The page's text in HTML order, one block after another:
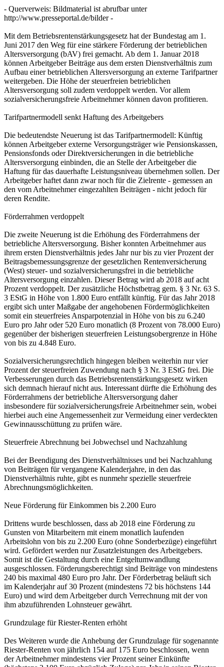
- Querverweis: Bildmaterial ist abrufbar unter
http://www.presseportal.de/bilder -
Mit dem Betriebsrentenstärkungsgesetz hat der Bundestag am 1.
Juni 2017 den Weg für eine stärkere Förderung der betrieblichen
Altersversorgung (bAV) frei gemacht. Ab dem 1. Januar 2018
können Arbeitgeber Beiträge aus dem ersten Dienstverhältnis zum
Aufbau einer betrieblichen Altersversorgung an externe Tarifpartner
weitergeben. Die Höhe der steuerfreien betrieblichen
Altersversorgung soll zudem verdoppelt werden. Vor allem
sozialversicherungsfreie Arbeitnehmer können davon profitieren.
Tarifpartnermodell senkt Haftung des Arbeitgebers
Die bedeutendste Neuerung ist das Tarifpartnermodell: Künftig
können Arbeitgeber externe Versorgungsträger wie Pensionskassen,
Pensionsfonds oder Direktversicherungen in die betriebliche
Altersversorgung einbinden, die an Stelle der Arbeitgeber die
Haftung für das dauerhafte Leistungsniveau übernehmen sollen. Der
Arbeitgeber haftet dann zwar noch für die Zielrente - gemessen an
den vom Arbeitnehmer eingezahlten Beiträgen - nicht jedoch für
deren Rendite.
Förderrahmen verdoppelt
Die zweite Neuerung ist die Erhöhung des Förderrahmens der
betriebliche Altersversorgung. Bisher konnten Arbeitnehmer aus
ihrem ersten Dienstverhältnis jedes Jahr nur bis zu vier Prozent der
Beitragsbemessungsgrenze der gesetzlichen Rentenversicherung
(West) steuer- und sozialversicherungsfrei in die betriebliche
Altersversorgung einzahlen. Dieser Betrag wird ab 2018 auf acht
Prozent verdoppelt. Der zusätzliche Höchstbetrag gem. § 3 Nr. 63 S.
3 EStG in Höhe von 1.800 Euro entfällt künftig. Für das Jahr 2018
ergibt sich unter Maßgabe der angehobenen Fördermöglichkeiten
somit ein steuerfreies Ansparpotenzial in Höhe von bis zu 6.240
Euro pro Jahr oder 520 Euro monatlich (8 Prozent von 78.000 Euro)
gegenüber der bisherigen steuerfreien Leistungsobergrenze in Höhe
von bis zu 4.848 Euro.
Sozialversicherungsrechtlich hingegen bleiben weiterhin nur vier
Prozent der steuerfreien Zuwendung nach § 3 Nr. 3 EStG frei. Die
Verbesserungen durch das Betriebsrentenstärkungsgesetz wirken
sich demnach hierauf nicht aus. Interessant dürfte die Erhöhung des
Förderrahmens der betriebliche Altersversorgung daher
insbesondere für sozialversicherungsfreie Arbeitnehmer sein, wobei
hierbei auch eine Angemessenheit zur Vermeidung einer verdeckten
Gewinnausschüttung zu prüfen wäre.
Steuerfreie Abrechnung bei Jobwechsel und Nachzahlung
Bei der Beendigung des Dienstverhältnisses und bei Nachzahlung
von Beiträgen für vergangene Kalenderjahre, in den das
Dienstverhältnis ruhte, gibt es nunmehr spezielle steuerfreie
Abrechnungsmöglichkeiten.
Neue Förderung für Einkommen bis 2.200 Euro
Drittens wurde beschlossen, dass ab 2018 eine Förderung zu
Gunsten von Mitarbeitern mit einem monatlich laufenden
Arbeitslohn von bis zu 2.200 Euro (ohne Sonderbezüge) eingeführt
wird. Gefördert werden nur Zusatzleistungen des Arbeitgebers.
Somit ist die Gestaltung durch eine Entgeltumwandlung
ausgeschlossen. Förderungsberechtigt sind Beiträge von mindestens
240 bis maximal 480 Euro pro Jahr. Der Förderbetrag beläuft sich
im Kalenderjahr auf 30 Prozent (mindestens 72 bis höchstens 144
Euro) und wird dem Arbeitgeber durch Verrechnung mit der von
ihm abzuführenden Lohnsteuer gewährt.
Grundzulage für Riester-Renten erhöht
Des Weiteren wurde die Anhebung der Grundzulage für sogenannte
Riester-Renten von jährlich 154 auf 175 Euro beschlossen, wenn
der Arbeitnehmer mindestens vier Prozent seiner Einkünfte